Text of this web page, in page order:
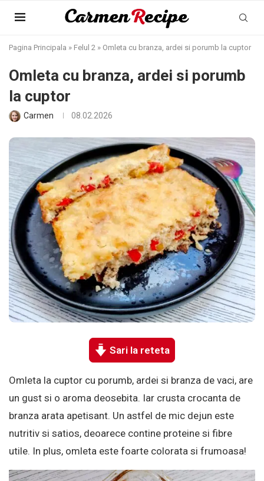
Pagina Principala » Felul 2 » Omleta cu branza, ardei si porumb la cuptor
Omleta cu branza, ardei si porumb
la cuptor
Carmen 08.02.2026
Sari la reteta
Omleta la cuptor cu porumb, ardei si branza de vaci, are
un gust si o aroma deosebita. Iar crusta crocanta de
branza arata apetisant. Un astfel de mic dejun este
nutritiv si satios, deoarece contine proteine si fibre
utile. In plus, omleta este foarte colorata si frumoasa!